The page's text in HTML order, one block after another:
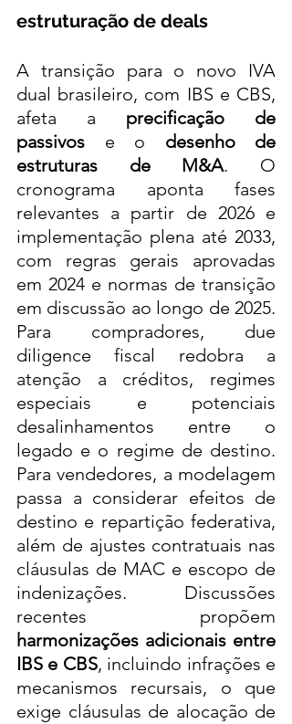
estruturação de deals
A transição para o novo IVA
dual brasileiro, com IBS e CBS,
afeta a precificação de
passivos e o desenho de
estruturas de M&A. O
cronograma aponta fases
relevantes a partir de 2026 e
implementação plena até 2033,
com regras gerais aprovadas
em 2024 e normas de transição
em discussão ao longo de 2025.
Para compradores, due
diligence fiscal redobra a
atenção a créditos, regimes
especiais e potenciais
desalinhamentos entre o
legado e o regime de destino.
Para vendedores, a modelagem
passa a considerar efeitos de
destino e repartição federativa,
além de ajustes contratuais nas
cláusulas de MAC e escopo de
indenizações. Discussões
harmonizações adicionais entre
IBS e CBS, incluindo infrações e
mecanismos recursais, o que
exige cláusulas de alocação de